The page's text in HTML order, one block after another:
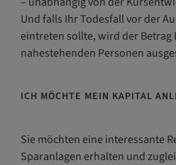
Und falls Ihr Todesfall vor der
eintreten sollte, wird der Betrag
nahestehenden Personen
ICH MÖCHTE MEIN KAPITAL
Sie möchten eine interessante
Sparanlagen erhalten und